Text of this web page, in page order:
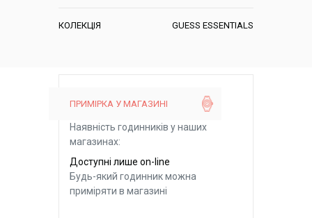
КОЛЕКЦІЯ GUESS ESSENTIALS
ПРИМІРКА У МАГАЗИНІ
Наявність годинників у наших
магазинах:
Доступні лише on-line
Будь-який годинник можна
приміряти в магазині